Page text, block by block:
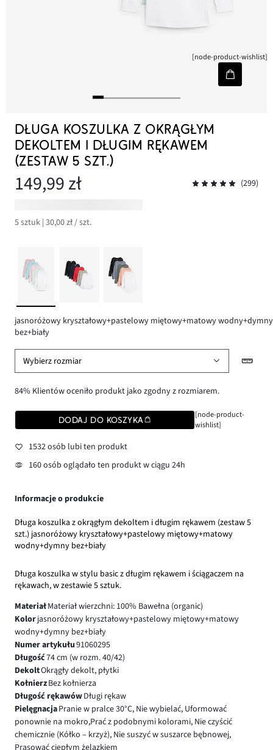
[node-product-wishlist]
DŁUGA KOSZULKA Z OKRĄGŁYM
DEKOLTEM I DŁUGIM RĘKAWEM
(ZESTAW 5 SZT.)
149,99 zł (299)
5 sztuk | 30,00 zł / szt.
jasnoróżowy kryształowy+pastelowy miętowy+matowy wodny+dymny
bez+biały
Wybierz rozmiar
84% Klientów oceniło produkt jako zgodny z rozmiarem.
DODAJ DO KOSZYKA
[node-product-
wishlist]
1532 osób lubi ten produkt
160 osób oglądało ten produkt w ciągu 24h
Informacje o produkcie
Długa koszulka z okrągłym dekoltem i długim rękawem (zestaw 5
szt.) jasnoróżowy kryształowy+pastelowy miętowy+matowy
wodny+dymny bez+biały
Długa koszulka w stylu basic z długim rękawem i ściągaczem na
rękawach, w zestawie 5 sztuk.
MateriałMateriał wierzchni: 100% Bawełna (organic)
Kolorjasnoróżowy kryształowy+pastelowy miętowy+matowy
wodny+dymny bez+biały
Numer artykułu91060295
Długość74 cm (w rozm. 40/42)
DekoltOkrągły dekolt, płytki
KołnierzBez kołnierza
Długość rękawówDługi rękaw
PielęgnacjaPranie w pralce 30°C, Nie wybielać, Uformować
ponownie na mokro,Prać z podobnymi kolorami, Nie czyścić
chemicznie (Kółko – krzyż), Nie suszyć w suszarce bębnowej,
Prasować ciepłym żelazkiem